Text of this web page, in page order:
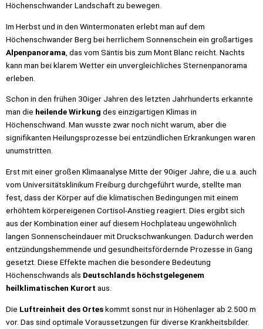
Höchenschwander Landschaft zu bewegen.
Im Herbst und in den Wintermonaten erlebt man auf dem
Höchenschwander Berg bei herrlichem Sonnenschein ein großartiges
Alpenpanorama , das vom Säntis bis zum Mont Blanc reicht. Nachts
kann man bei klarem Wetter ein unvergleichliches Sternenpanorama
erleben.
Schon in den frühen 30iger Jahren des letzten Jahrhunderts erkannte
man die heilende Wirkung des einzigartigen Klimas in
Höchenschwand. Man wusste zwar noch nicht warum, aber die
signifikanten Heilungsprozesse bei entzündlichen Erkrankungen waren
unumstritten.
Erst mit einer großen Klimaanalyse Mitte der 90iger Jahre, die u.a. auch
vom Universitätsklinikum Freiburg durchgeführt wurde, stellte man
fest, dass der Körper auf die klimatischen Bedingungen mit einem
erhöhtem körpereigenen Cortisol-Anstieg reagiert. Dies ergibt sich
aus der Kombination einer auf diesem Hochplateau ungewöhnlich
langen Sonnenscheindauer mit Druckschwankungen. Dadurch werden
entzündungshemmende und gesundheitsfördernde Prozesse in Gang
gesetzt. Diese Effekte machen die besondere Bedeutung
Höchenschwands als Deutschlands höchstgelegenem
heilklimatischen Kurort aus.
Die Luftreinheit des Orteskommt sonst nur in Höhenlager ab 2.500 m
vor. Das sind optimale Voraussetzungen für diverse Krankheitsbilder.